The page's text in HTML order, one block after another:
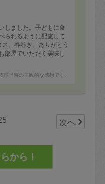
しました。子どもに食
られるように配慮して
、春巻き、ありがとう
部屋でいただく美味し
くさん食べてくれま
ませんでした。次回も
頼当時の主観的な感想です。
次へ